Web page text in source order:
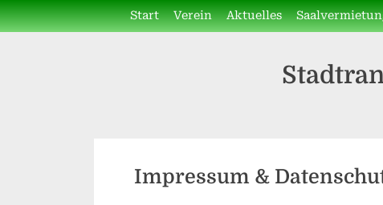
Skip
to
Start Verein Aktuelles
Impressum &